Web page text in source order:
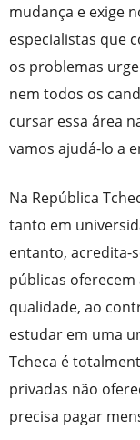
mudança e exige
especialistas que
os problemas
nem todos os
cursar essa área
vamos ajudá-lo a
Na República
tanto em
entanto, acredita-
públicas
qualidade, ao
estudar em uma
Tcheca é
privadas não
precisa pagar